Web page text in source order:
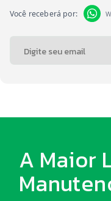
Você receberá por:
A Maior